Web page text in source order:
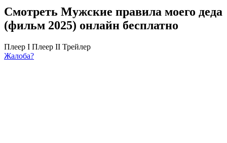
Смотреть Мужские правила моего деда
(фильм 2025) онлайн бесплатно
Плеер I Плеер II Трейлер
Жалоба?